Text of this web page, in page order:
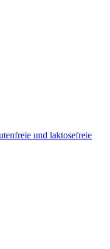
und laktosefreie